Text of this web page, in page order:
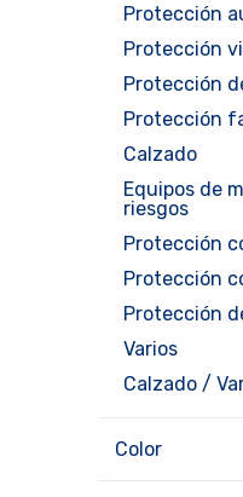
Protección
Protección
Protección
Protección
Calzado
Equipos de
riesgos
Protección
Protección
Protección
Varios
Calzado /
Color